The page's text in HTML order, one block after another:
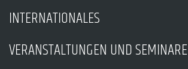
INTERNATIONALES
VERANSTALTUNGEN UND SEMINARE